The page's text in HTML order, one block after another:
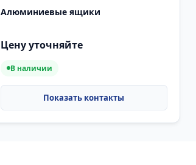
Алюминиевые ящики
Цену уточняйте
В наличии